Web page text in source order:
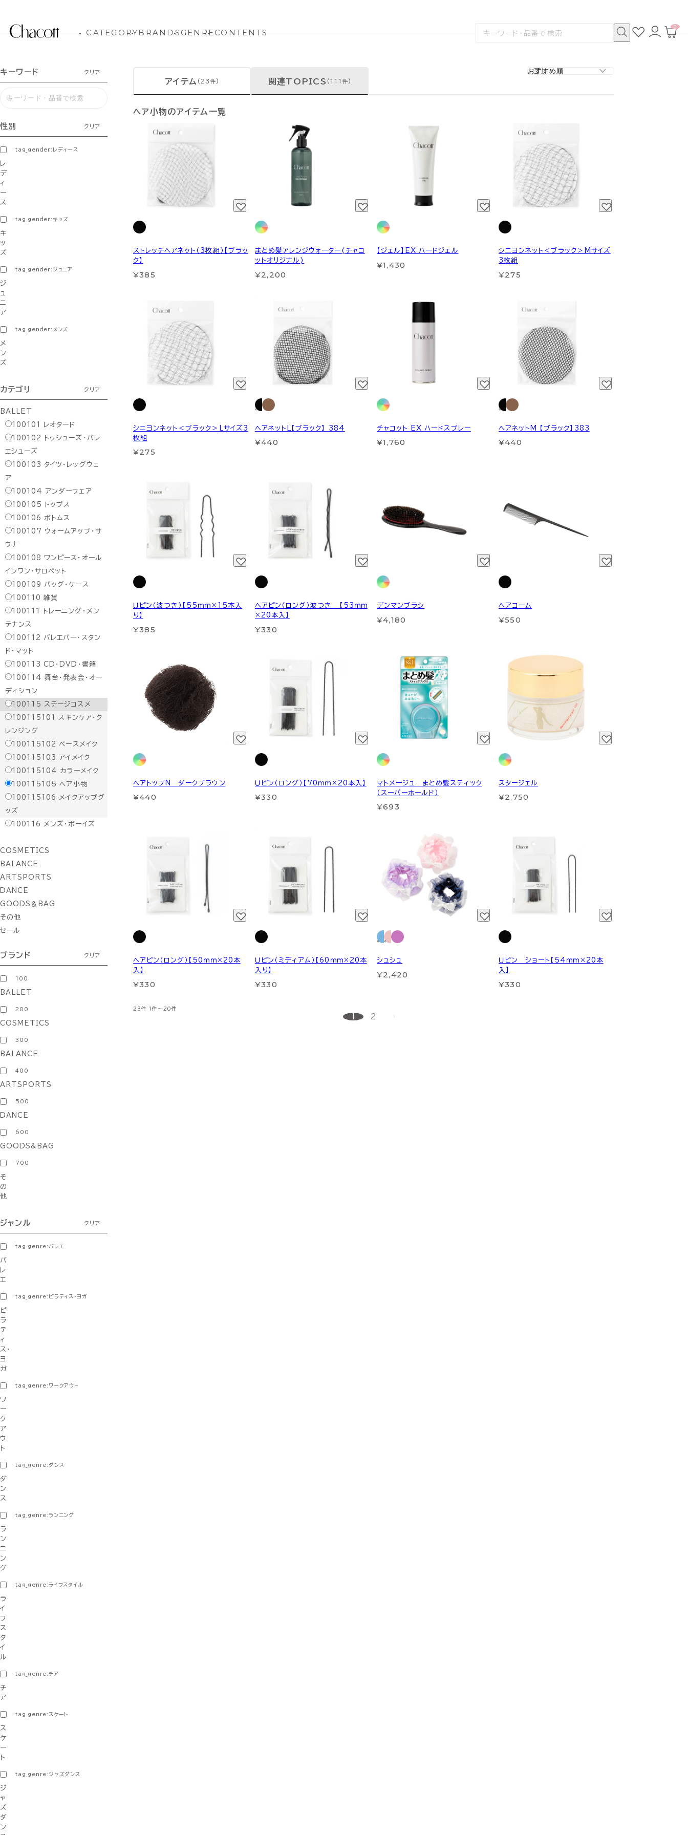
CATEGORYBRANDSGENRECONTENTS
検
お
気
ロ
グ
カ
0
キーワード クリア
性別 クリア
tag_gender:レディース
レ
デ
ィ
ー
ス
tag_gender:キッズ
キ
ッ
ズ
tag_gender:ジュニア
ジ
ュ
ニ
ア
tag_gender:メンズ
メ
ン
ズ
カテゴリ クリア
BALLET
100101
レオタード
100102
トゥシューズ・バレ
エシューズ
100103 タイツ・レッグウェ
ア
100104 アンダーウェア
100105
トップス
100106
ボトムス
100107
ウォームアップ・サ
ウナ
100108
ワンピース・オール
インワン・サロペット
100109
バッグ・ケース
100110 雑貨
100111
トレーニング・メン
テナンス
100112
バレエバー・スタン
ド・マット
100113 CD・DVD・書籍
100114 舞台・発表会・オー
ディション
100115
ステージコスメ
100115101
スキンケア・ク
レンジング
100115102 ベースメイク
100115103 アイメイク
100115104
カラーメイク
100115105 ヘア小物
100115106
メイクアップグ
ッズ
100116
メンズ・ボーイズ
COSMETICS
BALANCE
ARTSPORTS
DANCE
GOODS＆BAG
その他
セール
ブランド クリア
100
BALLET
200
COSMETICS
300
BALANCE
400
ARTSPORTS
500
DANCE
600
GOODS&BAG
700
そ
の
他
ジャンル クリア
tag_genre:バレエ
バ
レ
エ
tag_genre:ピラティス・ヨガ
ピ
ラ
テ
ィ
ス・
ヨ
ガ
tag_genre:ワークアウト
ワ
ー
ク
ア
ウ
ト
tag_genre:ダンス
ダ
ン
ス
tag_genre:ランニング
ラ
ン
ニ
ン
グ
tag_genre:ライフスタイル
ラ
イ
フ
ス
タ
イ
ル
tag_genre:チア
チ
ア
tag_genre:スケート
ス
ケ
ー
ト
tag_genre:ジャズダンス
ジ
ャ
ズ
ダ
ン
アイテム (23件) 関連TOPICS (111件)
ヘア小物のアイテム一覧
ストレッチヘアネット（3枚組）【ブラッ
ク】
¥385
まとめ髪アレンジウォーター(チャコ
ットオリジナル)
¥2,200
【ジェル】EX ハードジェル
¥1,430
シニヨンネット＜ブラック＞Mサイズ
3枚組
¥275
シニヨンネット＜ブラック＞Lサイズ3
枚組
¥275
ヘアネットL【ブラック】 384
¥440
チャコット EX ハードスプレー
¥1,760
ヘアネットM 【ブラック】383
¥440
Ｕピン（波つき）【55ｍｍ×15本入
り】
¥385
ヘアピン（ロング）波つき 【53ｍｍ
×20本入】
¥330
デンマンブラシ
¥4,180
ヘアコーム
¥550
ヘアトップN ダークブラウン
¥440
Ｕピン（ロング）【70ｍｍ×20本入】
¥330
マトメージュ まとめ髪スティック
（スーパーホールド）
¥693
スタージェル
¥2,750
ヘアピン（ロング）【50ｍｍ×20本
入】
¥330
Ｕピン（ミディアム）【60ｍｍ×20本
入り】
¥330
シュシュ
¥2,420
Ｕピン ショート【54ｍｍ×20本
入】
¥330
23件 1件～20件
1 2